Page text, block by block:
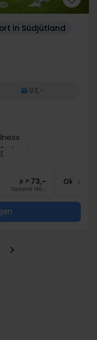
in Südjütland
93,-
p. P.73,-
Gesamt 146,-
Okt